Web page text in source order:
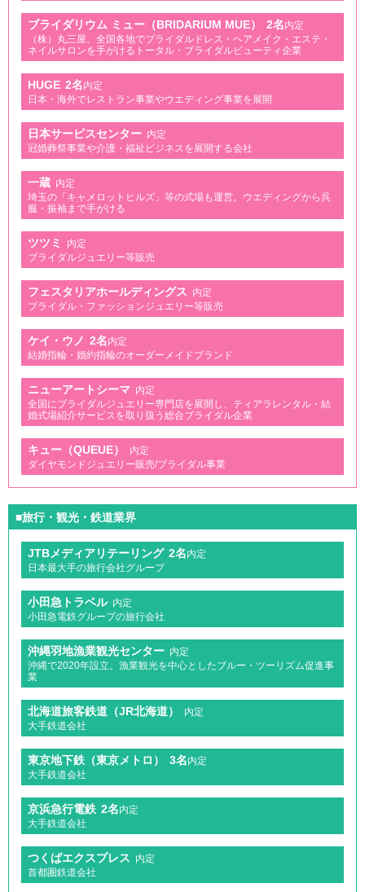
ブライダリウム ミュー（BRIDARIUM MUE） 2名内定
（株）丸三屋。全国各地でブライダルドレス・ヘアメイク・エステ・
ネイルサロンを手がけるトータル・ブライダルビューティ企業
HUGE 2名内定
日本・海外でレストラン事業やウエディング事業を展開
日本サービスセンター 内定
冠婚葬祭事業や介護・福祉ビジネスを展開する会社
一蔵 内定
埼玉の「キャメロットヒルズ」等の式場も運営。ウエディングから呉
服・振袖まで手がける
ツツミ
内定
ブライダルジュエリー等販売
フェスタリアホールディングス 内定
ブライダル・ファッションジュエリー等販売
ケイ・ウノ 2名内定
結婚指輪・婚約指輪のオーダーメイドブランド
ニューアートシーマ 内定
全国にブライダルジュエリー専門店を展開し、ティアラレンタル・結
婚式場紹介サービスを取り扱う総合ブライダル企業
キュー（QUEUE）
内定
ダイヤモンドジュエリー販売/ブライダル事業
■旅行・観光・鉄道業界
JTBメディアリテーリング 2名内定
日本最大手の旅行会社グループ
小田急トラベル 内定
小田急電鉄グループの旅行会社
沖縄羽地漁業観光センター 内定
沖縄で2020年設立。漁業観光を中心としたブルー・ツーリズム促進事
業
北海道旅客鉄道（JR北海道）
内定
大手鉄道会社
東京地下鉄（東京メトロ） 3名内定
大手鉄道会社
京浜急行電鉄 2名内定
大手鉄道会社
つくばエクスプレス 内定
首都圏鉄道会社